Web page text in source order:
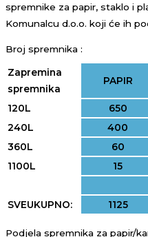
spremnike za papir, staklo i
Komunalcu d.o.o. koji će ih
Broj spremnika :
Zapremina
spremnika
PAPIR
120L 650
240L
400
360L
60
1100L
15
SVEUKUPNO: 1125
Podjela spremnika za papir/